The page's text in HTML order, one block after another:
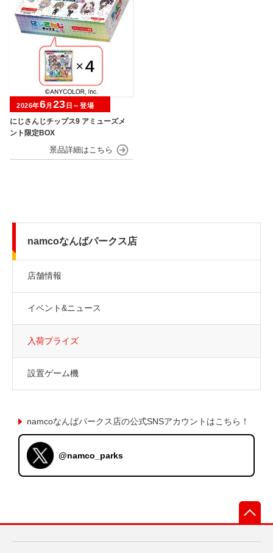
にじさんじチップス9 アミューズメ
ント限定BOX
2026年6月 23 日～登場
namcoなんばパークス店
店舗情報
イベント&ニュース
入荷プライズ
設置ゲーム機
namcoなんばパークス店の公式SNSアカウントはこちら！
@namco_parks